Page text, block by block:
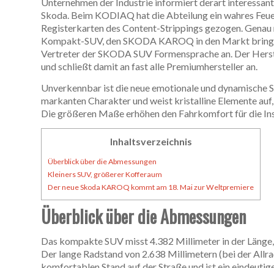
Unternehmen der Industrie informiert derart
Skoda. Beim KODIAQ hat die Abteilung ein wahres
Registerkarten des Content-Strippings gezogen.
Kompakt-SUV, den SKODA KAROQ in den Markt
Vertreter der SKODA SUV Formensprache an. Der
und schließt damit an fast alle Premiumhersteller an.
Unverkennbar ist die neue emotionale und
markanten Charakter und weist kristalline Elemente
Die größeren Maße erhöhen den Fahrkomfort für die
Inhaltsverzeichnis
Überblick über die Abmessungen
Kleiners SUV, größerer Kofferaum
Der neue Skoda KAROQ kommt am 18. Mai zur Weltpremiere
Überblick über die Abmessungen
Das kompakte SUV misst 4.382 Millimeter in der
Der lange Radstand von 2.638 Millimetern (bei der